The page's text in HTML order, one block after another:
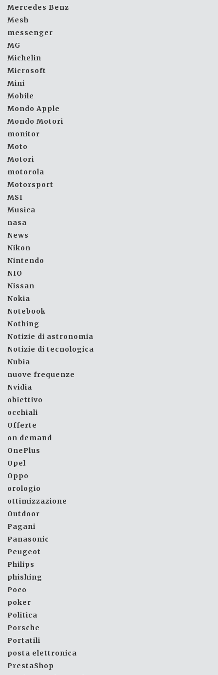
Mercedes Benz
Mesh
messenger
MG
Michelin
Microsoft
Mini
Mobile
Mondo Apple
Mondo Motori
monitor
Moto
Motori
motorola
Motorsport
MSI
Musica
nasa
News
Nikon
Nintendo
NIO
Nissan
Nokia
Notebook
Nothing
Notizie di astronomia
Notizie di tecnologica
Nubia
nuove frequenze
Nvidia
obiettivo
occhiali
Offerte
on demand
OnePlus
Opel
Oppo
orologio
ottimizzazione
Outdoor
Pagani
Panasonic
Peugeot
Philips
phishing
Poco
poker
Politica
Porsche
Portatili
posta elettronica
PrestaShop